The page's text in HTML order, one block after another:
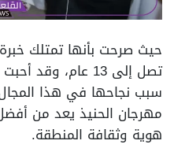
حيث صرحت بأنها تمتلك
تصل إلى 13 عام،
سبب نجاحها في هذا
مهرجان الحنيذ يعد من
هوية وثقافة المنطقة.